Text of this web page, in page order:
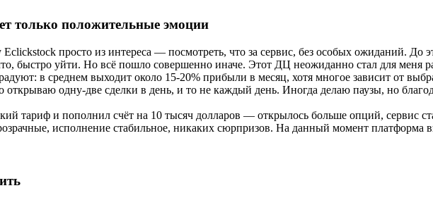
только положительные эмоции
просто из интереса — посмотреть, что за сервис, без особых ожиданий. До
быстро уйти. Но всё пошло совершенно иначе. Этот ДЦ неожиданно стал для меня
в среднем выходит около 15-20% прибыли в месяц, хотя многое зависит от
открываю одну-две сделки в день, и то не каждый день. Иногда делаю паузы, но
тариф и пополнил счёт на 10 тысяч долларов — открылось больше опций, сервис
исполнение стабильное, никаких сюрпризов. На данный момент